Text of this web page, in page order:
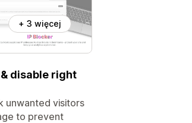
+ 3 więcej
disable right
unwanted visitors
to prevent